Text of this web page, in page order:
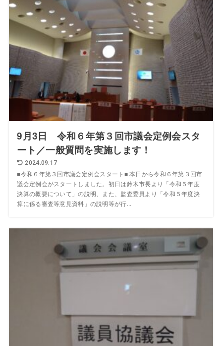
9月3日 令和６年第３回市議会定例会スタ
ート／一般質問を実施します！
2024.09.17
■令和６年第３回市議会定例会スタート■ 本日から令和６年第３回市
議会定例会がスタートしました。初日は鈴木市長より「令和５年度
決算の概要について」の説明、また、監査委員より「令和５年度決
算に係る審査等意見資料」の説明等が行...